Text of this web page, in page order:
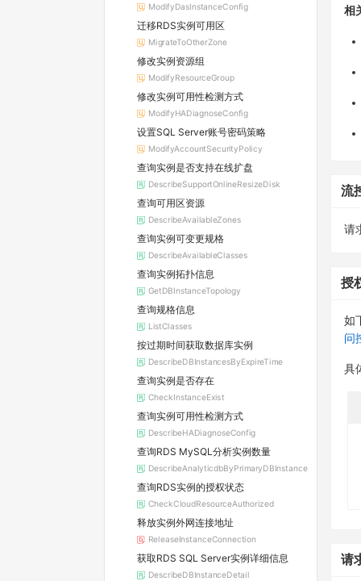
ModifyDasInstanceConfig
迁移RDS实例可用区
MigrateToOtherZone
修改实例资源组
ModifyResourceGroup
修改实例可用性检测方式
ModifyHADiagnoseConfig
设置SQL Server账号密码策略
ModifyAccountSecurityPolicy
查询实例是否支持在线扩盘
DescribeSupportOnlineResizeDisk
查询可用区资源
DescribeAvailableZones
查询实例可变更规格
DescribeAvailableClasses
查询实例拓扑信息
GetDBInstanceTopology
查询规格信息
ListClasses
按过期时间获取数据库实例
DescribeDBInstancesByExpireTime
查询实例是否存在
CheckInstanceExist
查询实例可用性检测方式
DescribeHADiagnoseConfig
查询RDS MySQL分析实例数量
DescribeAnalyticdbByPrimaryDBInstance
查询RDS实例的授权状态
CheckCloudResourceAuthorized
释放实例外网连接地址
ReleaseInstanceConnection
获取RDS SQL Server实例详细信息
DescribeDBInstanceDetail
相
流
请
授
如
问
具
请